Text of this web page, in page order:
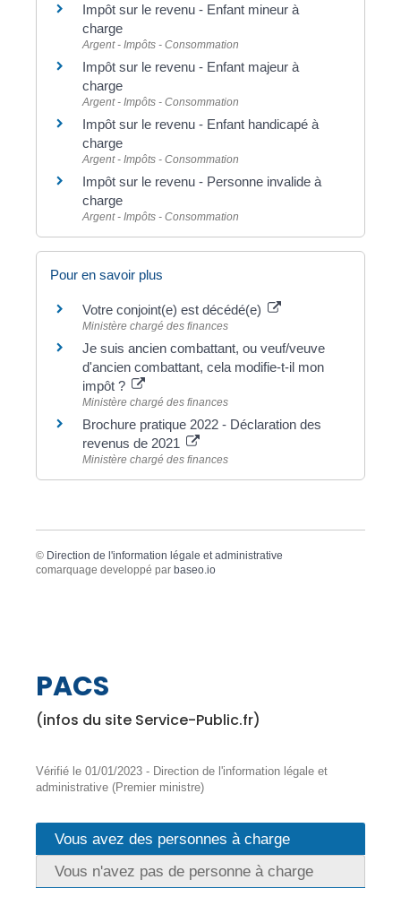
Impôt sur le revenu - Enfant mineur à
charge
Argent - Impôts - Consommation
Impôt sur le revenu - Enfant majeur à
charge
Argent - Impôts - Consommation
Impôt sur le revenu - Enfant handicapé à
charge
Argent - Impôts - Consommation
Impôt sur le revenu - Personne invalide à
charge
Argent - Impôts - Consommation
Pour en savoir plus
Votre conjoint(e) est décédé(e)
Ministère chargé des finances
Je suis ancien combattant, ou veuf/veuve
d'ancien combattant, cela modifie-t-il mon
impôt ?
Ministère chargé des finances
Brochure pratique 2022 - Déclaration des
revenus de 2021
Ministère chargé des finances
© Direction de l'information légale et administrative
comarquage developpé par baseo.io
PACS
(infos du site Service-Public.fr)
Vérifié le 01/01/2023 - Direction de l'information légale et
administrative (Premier ministre)
Vous avez des personnes à charge
Vous n'avez pas de personne à charge